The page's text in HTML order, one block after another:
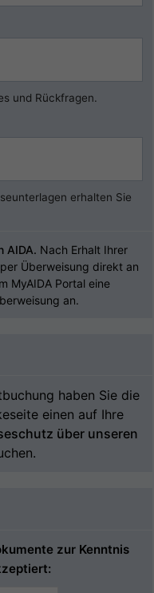
und Rückfragen.
erhalten Sie
AIDA. Nach Erhalt Ihrer
Überweisung direkt an
MyAIDA Portal eine
an.
haben Sie die
einen auf Ihre
über unseren
zur Kenntnis